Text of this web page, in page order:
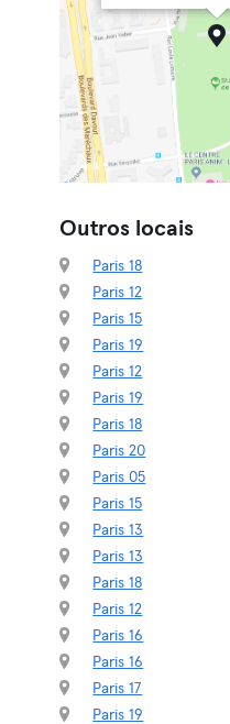
Outros locais
Paris 18
Paris 12
Paris 15
Paris 19
Paris 12
Paris 19
Paris 18
Paris 20
Paris 05
Paris 15
Paris 13
Paris 13
Paris 18
Paris 12
Paris 16
Paris 16
Paris 17
Paris 19